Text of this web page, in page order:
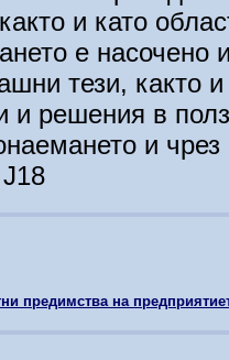
и като
е
тези, както
и решения в
и
предимства на